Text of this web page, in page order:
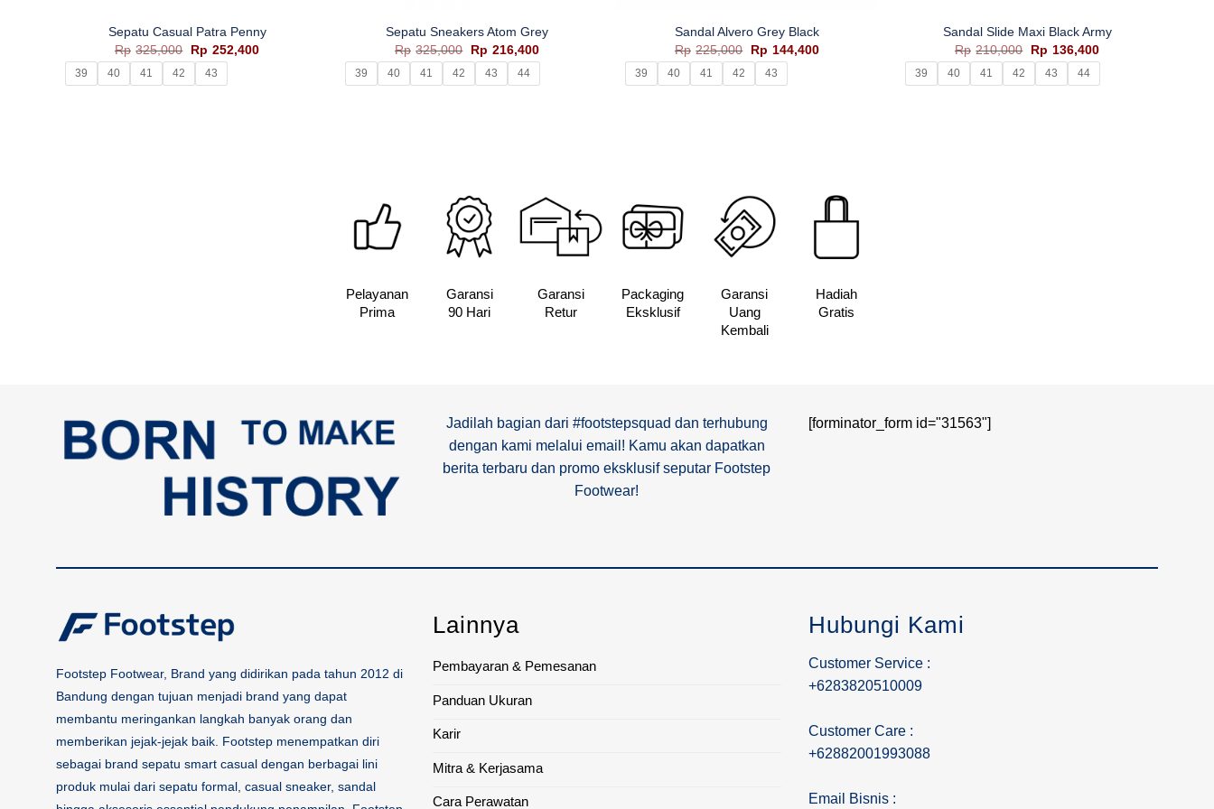
Sepatu Casual Patra Penny
Rp 325,000
Harga
aslinya
adalah:
Rp325,000.
Rp 252,400Harga
39 40 41 42 43
Sepatu Sneakers Atom Grey
Rp 325,000
Harga
aslinya
adalah:
Rp325,000.
Rp 216,400Harga
saat
adalah:
39 40 41 42 43 44
Sandal Alvero Grey Black
Rp 225,000
Harga
aslinya
adalah:
Rp225,000.
Rp 144,400Harga
39 40 41 42 43
Sandal Slide Maxi Black Army
Rp 210,000
Harga
aslinya
adalah:
Rp210,000.
Rp 136,400Harga
saat
adalah:
39 40 41 42 43 44
Pelayanan
Prima
Garansi
90 Hari
Garansi
Retur
Packaging
Eksklusif
Garansi
Uang
Kembali
Hadiah
Gratis
Jadilah bagian dari #footstepsquad dan terhubung
dengan kami melalui email! Kamu akan dapatkan
berita terbaru dan promo eksklusif seputar Footstep
Footwear!
[forminator_form id="31563"]
Footstep Footwear, Brand yang didirikan pada tahun 2012 di
Bandung dengan tujuan menjadi brand yang dapat
membantu meringankan langkah banyak orang dan
memberikan jejak-jejak baik. Footstep menempatkan diri
sebagai brand sepatu smart casual dengan berbagai lini
produk mulai dari sepatu formal, casual sneaker, sandal
Lainnya
Pembayaran & Pemesanan
Panduan Ukuran
Karir
Mitra & Kerjasama
Cara Perawatan
Hubungi Kami
Customer Service :
+6283820510009
Customer Care :
+62882001993088
Email Bisnis :